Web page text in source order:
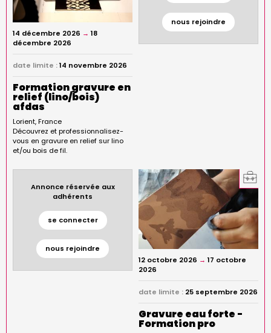
14 décembre 2026 → 18
décembre 2026
date limite :14 novembre 2026
Formation gravure en
relief (lino/bois)
afdas
Lorient France
Découvrez et professionnalisez-
vous en gravure en relief sur lino
et/ou bois de fil.
nous rejoindre
Annonce réservée aux
adhérents
se connecter
nous rejoindre
12 octobre 2026 → 17 octobre
2026
date limite : 25 septembre 2026
Gravure eau forte -
Formation pro